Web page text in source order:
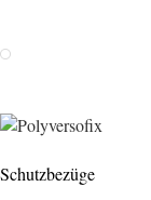
Weiss
Schutzbezüge